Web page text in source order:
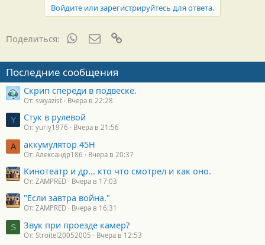
Войдите или зарегистрируйтесь для ответа.
Поделиться: WhatsAppЭлектронная почта
Последние сообщения
Скрип спереди в подвеске.
От: swyazist Вчера в 22:28
Y Стук в рулевой
От: yuriy1976 Вчера в 21:56
А аккумулятор 45H
От: Александр186 Вчера в 20:37
Кинотеатр и др... кто что смотрел и как оно.
От: ZAMPRED Вчера в 17:03
"Если завтра война."
От: ZAMPRED Вчера в 16:31
S Звук при проезде камер?
От: Stroitel20052005 Вчера в 12:53